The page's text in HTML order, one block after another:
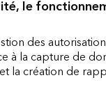
le
des
à la capture de
la création de